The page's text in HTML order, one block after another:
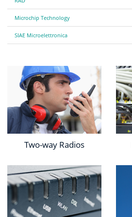
Microchip Technology
SIAE Microelettronica
Two-way Radios